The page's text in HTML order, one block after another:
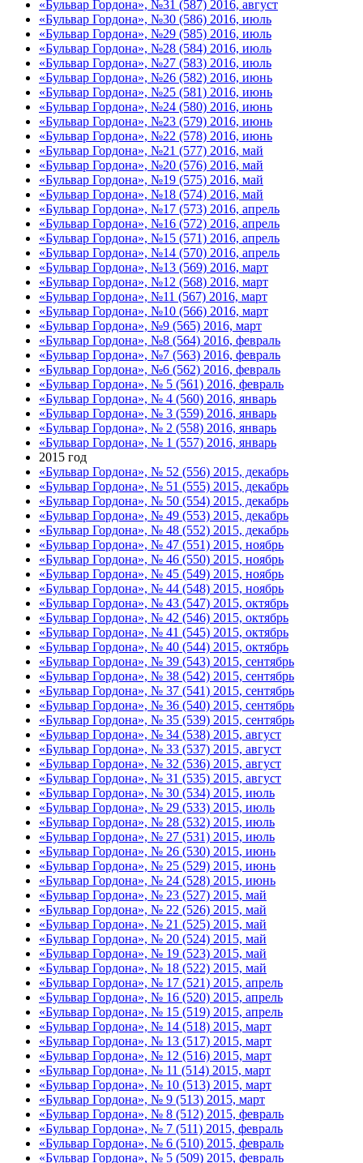
«Бульвар Гордона», №31 (587) 2016, август
«Бульвар Гордона», №30 (586) 2016, июль
«Бульвар Гордона», №29 (585) 2016, июль
«Бульвар Гордона», №28 (584) 2016, июль
«Бульвар Гордона», №27 (583) 2016, июль
«Бульвар Гордона», №26 (582) 2016, июнь
«Бульвар Гордона», №25 (581) 2016, июнь
«Бульвар Гордона», №24 (580) 2016, июнь
«Бульвар Гордона», №23 (579) 2016, июнь
«Бульвар Гордона», №22 (578) 2016, июнь
«Бульвар Гордона», №21 (577) 2016, май
«Бульвар Гордона», №20 (576) 2016, май
«Бульвар Гордона», №19 (575) 2016, май
«Бульвар Гордона», №18 (574) 2016, май
«Бульвар Гордона», №17 (573) 2016, апрель
«Бульвар Гордона», №16 (572) 2016, апрель
«Бульвар Гордона», №15 (571) 2016, апрель
«Бульвар Гордона», №14 (570) 2016, апрель
«Бульвар Гордона», №13 (569) 2016, март
«Бульвар Гордона», №12 (568) 2016, март
«Бульвар Гордона», №11 (567) 2016, март
«Бульвар Гордона», №10 (566) 2016, март
«Бульвар Гордона», №9 (565) 2016, март
«Бульвар Гордона», №8 (564) 2016, февраль
«Бульвар Гордона», №7 (563) 2016, февраль
«Бульвар Гордона», №6 (562) 2016, февраль
«Бульвар Гордона», № 5 (561) 2016, февраль
«Бульвар Гордона», № 4 (560) 2016, январь
«Бульвар Гордона», № 3 (559) 2016, январь
«Бульвар Гордона», № 2 (558) 2016, январь
«Бульвар Гордона», № 1 (557) 2016, январь
2015 год
«Бульвар Гордона», № 52 (556) 2015, декабрь
«Бульвар Гордона», № 51 (555) 2015, декабрь
«Бульвар Гордона», № 50 (554) 2015, декабрь
«Бульвар Гордона», № 49 (553) 2015, декабрь
«Бульвар Гордона», № 48 (552) 2015, декабрь
«Бульвар Гордона», № 47 (551) 2015, ноябрь
«Бульвар Гордона», № 46 (550) 2015, ноябрь
«Бульвар Гордона», № 45 (549) 2015, ноябрь
«Бульвар Гордона», № 44 (548) 2015, ноябрь
«Бульвар Гордона», № 43 (547) 2015, октябрь
«Бульвар Гордона», № 42 (546) 2015, октябрь
«Бульвар Гордона», № 41 (545) 2015, октябрь
«Бульвар Гордона», № 40 (544) 2015, октябрь
«Бульвар Гордона», № 39 (543) 2015, сентябрь
«Бульвар Гордона», № 38 (542) 2015, сентябрь
«Бульвар Гордона», № 37 (541) 2015, сентябрь
«Бульвар Гордона», № 36 (540) 2015, сентябрь
«Бульвар Гордона», № 35 (539) 2015, сентябрь
«Бульвар Гордона», № 34 (538) 2015, август
«Бульвар Гордона», № 33 (537) 2015, август
«Бульвар Гордона», № 32 (536) 2015, август
«Бульвар Гордона», № 31 (535) 2015, август
«Бульвар Гордона», № 30 (534) 2015, июль
«Бульвар Гордона», № 29 (533) 2015, июль
«Бульвар Гордона», № 28 (532) 2015, июль
«Бульвар Гордона», № 27 (531) 2015, июль
«Бульвар Гордона», № 26 (530) 2015, июнь
«Бульвар Гордона», № 25 (529) 2015, июнь
«Бульвар Гордона», № 24 (528) 2015, июнь
«Бульвар Гордона», № 23 (527) 2015, май
«Бульвар Гордона», № 22 (526) 2015, май
«Бульвар Гордона», № 21 (525) 2015, май
«Бульвар Гордона», № 20 (524) 2015, май
«Бульвар Гордона», № 19 (523) 2015, май
«Бульвар Гордона», № 18 (522) 2015, май
«Бульвар Гордона», № 17 (521) 2015, апрель
«Бульвар Гордона», № 16 (520) 2015, апрель
«Бульвар Гордона», № 15 (519) 2015, апрель
«Бульвар Гордона», № 14 (518) 2015, март
«Бульвар Гордона», № 13 (517) 2015, март
«Бульвар Гордона», № 12 (516) 2015, март
«Бульвар Гордона», № 11 (514) 2015, март
«Бульвар Гордона», № 10 (513) 2015, март
«Бульвар Гордона», № 9 (513) 2015, март
«Бульвар Гордона», № 8 (512) 2015, февраль
«Бульвар Гордона», № 7 (511) 2015, февраль
«Бульвар Гордона», № 6 (510) 2015, февраль
«Бульвар Гордона», № 5 (509) 2015, февраль